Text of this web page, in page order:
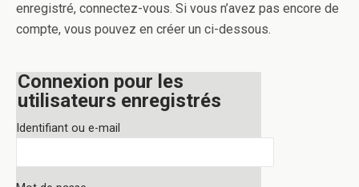
enregistré, connectez-vous. Si vous n’avez pas encore de
compte, vous pouvez en créer un ci-dessous.
Connexion pour les
utilisateurs enregistrés
Identifiant ou e-mail